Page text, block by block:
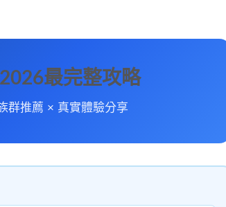
最完整攻略
群推薦 × 真實體驗分享